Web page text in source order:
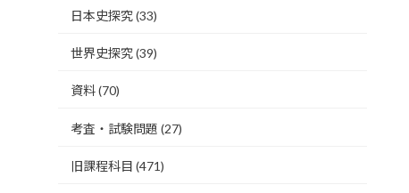
日本史探究(33)
世界史探究(39)
資料(70)
考査・試験問題 (27)
旧課程科目 (471)